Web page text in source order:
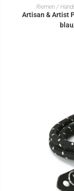
Riemen /
Artisan & Artist